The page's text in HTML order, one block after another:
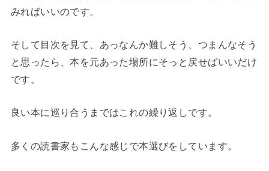
みればいいのです。
そして目次を見て、あっなんか難しそう、つまんなそう
と思ったら、本を元あった場所にそっと戻せばいいだけ
です。
良い本に巡り合うまではこれの繰り返しです。
多くの読書家もこんな感じで本選びをしています。